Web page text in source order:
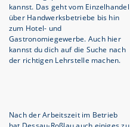
kannst. Das geht vom Einzelhandel
über Handwerksbetriebe bis hin
zum Hotel- und
Gastronomiegewerbe. Auch hier
kannst du dich auf die Suche nach
der richtigen Lehrstelle machen.
Nach der Arbeitszeit im Betrieb